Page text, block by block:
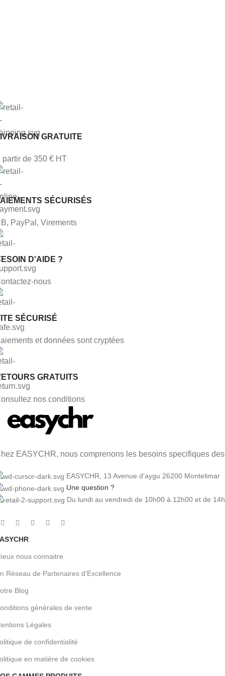
GRATUITE
partir de 350 € HT
SÉCURISÉS
PayPal, Virements
D'AIDE ?
nous
SÉCURISÉ
et données sont cryptées
GRATUITS
nos conditions
EASYCHR, nous comprenons les besoins specifiques
EASYCHR, 13 Avenue d'aygu 26200 Montelimar
Une question ?
Du lundi au vendredi de 10h00 à 12h00 et de
nous connaitre
Réseau de Partenaires d’Excellence
Blog
générales de vente
Légales
de confidentialité
en matière de cookies